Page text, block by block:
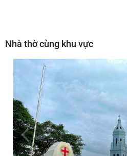
Nhà thờ cùng khu vực